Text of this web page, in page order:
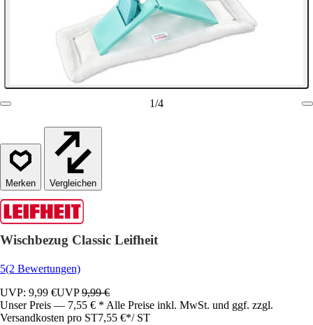
1/4
Vergleichen
Wischbezug Classic Leifheit
5(2 Bewertungen)
UVP: 9,99 €UVP9,99 €
Unser Preis — 7,55 € * Alle Preise inkl. MwSt. und ggf. zzgl.
Versandkosten pro ST7,55 €*/ ST